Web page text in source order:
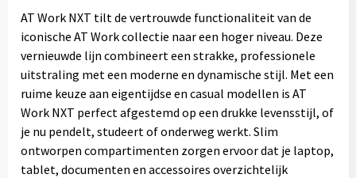
AT Work NXT tilt de vertrouwde functionaliteit van de
iconische AT Work collectie naar een hoger niveau. Deze
vernieuwde lijn combineert een strakke, professionele
uitstraling met een moderne en dynamische stijl. Met een
ruime keuze aan eigentijdse en casual modellen is AT
Work NXT perfect afgestemd op een drukke levensstijl, of
je nu pendelt, studeert of onderweg werkt. Slim
ontworpen compartimenten zorgen ervoor dat je laptop,
tablet, documenten en accessoires overzichtelijk